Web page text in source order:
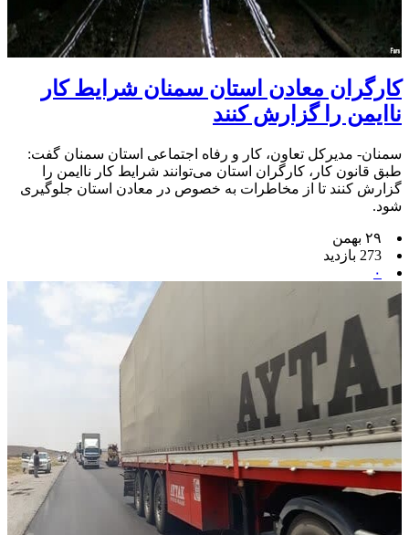
کارگران معادن استان سمنان شرایط کار
ناایمن را گزارش کنند
سمنان- مدیرکل تعاون، کار و رفاه اجتماعی استان سمنان گفت:
طبق قانون کار، کارگران استان می‌توانند شرایط کار ناایمن را
گزارش کنند تا از مخاطرات به خصوص در معادن استان جلوگیری
شود.
۲۹ بهمن
273 بازدید
۰